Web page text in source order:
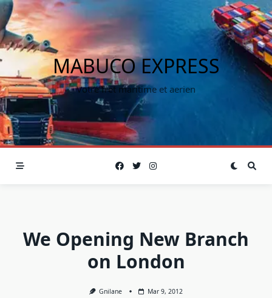
MABUCO EXPRESS
Votre fret maritime et aerien
We Opening New Branch
on London
Gnilane Mar 9, 2012